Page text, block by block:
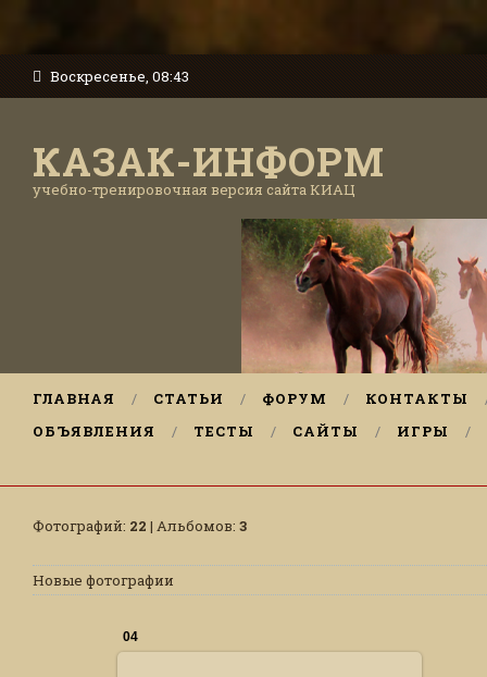
Воскресенье, 08:43
КАЗАК-ИНФОРМ
учебно-тренировочная версия сайта КИАЦ
ГЛАВНАЯ СТАТЬИ ФОРУМ
КОНТАКТЫ
ОБЪЯВЛЕНИЯ
ТЕСТЫ САЙТЫ ИГРЫ
Фотографий: 22 | Альбомов: 3
Новые фотографии
04